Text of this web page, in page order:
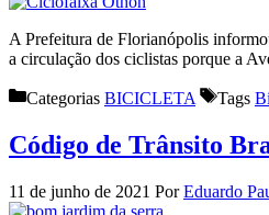
A Prefeitura de Florianópolis
a circulação dos ciclistas porque a
Categorias BICICLETA Tags
Código de Trânsito
11 de junho de 2021 PorEduardo